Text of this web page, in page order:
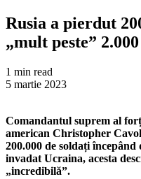
Rusia a pierdut
„mult peste”
1 min read
5 martie 2023
Comandantul suprem al
american Christopher
200.000 de soldați
invadat Ucraina, acesta
„incredibilă”.